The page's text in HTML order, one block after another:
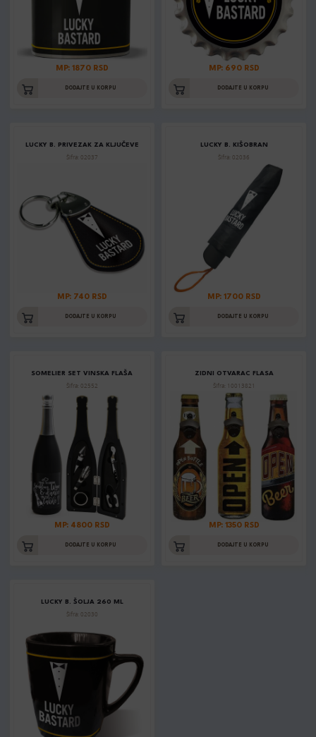
MP: 1870 RSD
DODAJTE U KORPU
MP: 690 RSD
DODAJTE U KORPU
LUCKY B. PRIVEZAK ZA KLJUČEVE
Šifra: 02037
MP: 740 RSD
DODAJTE U KORPU
LUCKY B. KIŠOBRAN
Šifra: 02036
MP: 1700 RSD
DODAJTE U KORPU
SOMELIER SET VINSKA FLAŠA
Šifra: 02552
MP: 4800 RSD
DODAJTE U KORPU
ZIDNI OTVARAC FLASA
Šifra: 10013821
MP: 1350 RSD
DODAJTE U KORPU
LUCKY B. ŠOLJA 260 ML
Šifra: 02030